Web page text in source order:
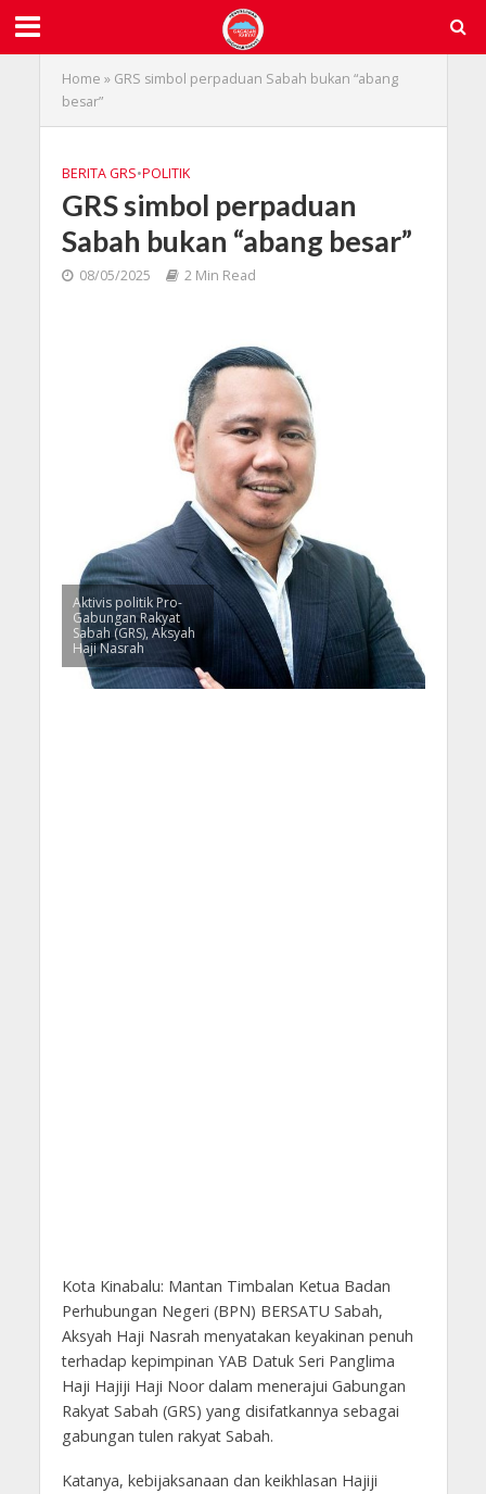
Home » GRS simbol perpaduan Sabah bukan “abang
besar”
BERITA GRS•POLITIK
GRS simbol perpaduan
Sabah bukan “abang besar”
08/05/2025 2 Min Read
Aktivis politik Pro-
Gabungan Rakyat
Sabah (GRS), Aksyah
Haji Nasrah
Kota Kinabalu: Mantan Timbalan Ketua Badan
Perhubungan Negeri (BPN) BERSATU Sabah,
Aksyah Haji Nasrah menyatakan keyakinan penuh
terhadap kepimpinan YAB Datuk Seri Panglima
Haji Hajiji Haji Noor dalam menerajui Gabungan
Rakyat Sabah (GRS) yang disifatkannya sebagai
gabungan tulen rakyat Sabah.
Katanya, kebijaksanaan dan keikhlasan Hajiji